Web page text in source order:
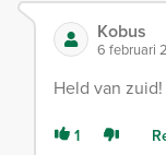
Kobus
6 februari
Held van
1